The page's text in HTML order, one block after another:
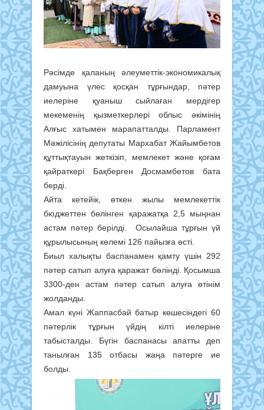
Рәсімде қаланың әлеуметтік-экономикалық
дамуына үлес қосқан тұрғындар, пәтер
иелеріне қуаныш сыйлаған мердігер
мекеменің қызметкерлері облыс әкімінің
Алғыс хатымен марапатталды. Парламент
Мәжілісінің депутаты Мархабат Жайымбетов
құттықтауын жеткізіп, мемлекет және қоғам
қайраткері Бақберген Досмамбетов бата
берді.
Айта кетейік, өткен жылы мемлекеттік
бюджеттен бөлінген қаражатқа 2,5 мыңнан
астам пәтер берілді. Осылайша тұрғын үй
құрылысының көлемі 126 пайызға өсті.
Биыл халықты баспанамен қамту үшін 292
пәтер сатып алуға қаражат бөлінді. Қосымша
3300-ден астам пәтер сатып алуға өтінім
жолданды.
Амал күні Жаппасбай батыр көшесіндегі 60
пәтерлік тұрғын үйдің кілті иелеріне
табысталды. Бүгін баспанасы апатты деп
танылған 135 отбасы жаңа пәтерге ие
болды.